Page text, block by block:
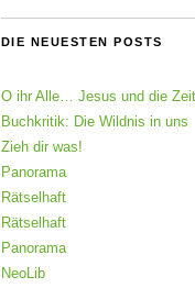
DIE NEUESTEN POSTS
O ihr Alle… Jesus und die
Buchkritik: Die Wildnis in uns
Zieh dir was!
Panorama
Rätselhaft
Rätselhaft
Panorama
NeoLib